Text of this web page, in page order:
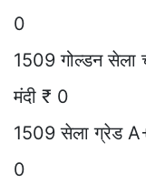
0
1509 गोल्डन
मंदी ₹ 0
1509 सेला ग्रेड
0